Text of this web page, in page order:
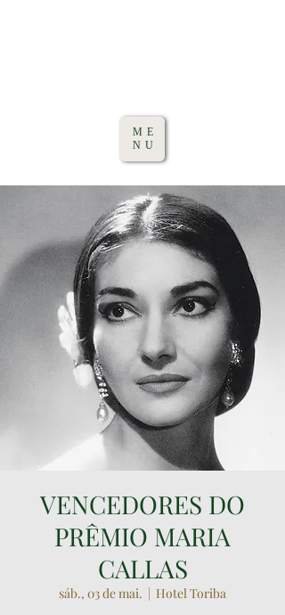
ME
NU
VENCEDORES DO
PRÊMIO MARIA
CALLAS
sáb., 03 de mai.
  |
Hotel Toriba